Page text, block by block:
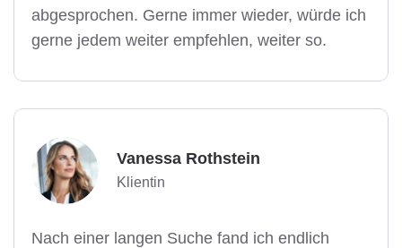
abgesprochen. Gerne immer wieder, würde ich
gerne jedem weiter empfehlen, weiter so.
Vanessa Rothstein
Klientin
Nach einer langen Suche fand ich endlich